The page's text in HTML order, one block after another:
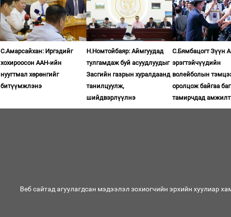
С.Амарсайхан: Иргэдийг
хохироосон ААН-ийн
нуугтмал хөрөнгийг
битүүмжлэнэ
Н.Номтойбаяр: Аймгуудад
тулгамдаж буй асуудлуудыг
Засгийн газрын хуралдаанд
танилцуулж,
шийдвэрлүүлнэ
С.Бямбацогт Зүүн
эрэгтэйчүүдийн
волейболын
оролцож байгаа баг
тамирчдад амжилт
Веб сайтад агуулагдсан мэдээлэл зохиогчийн эрхийн хуулиар